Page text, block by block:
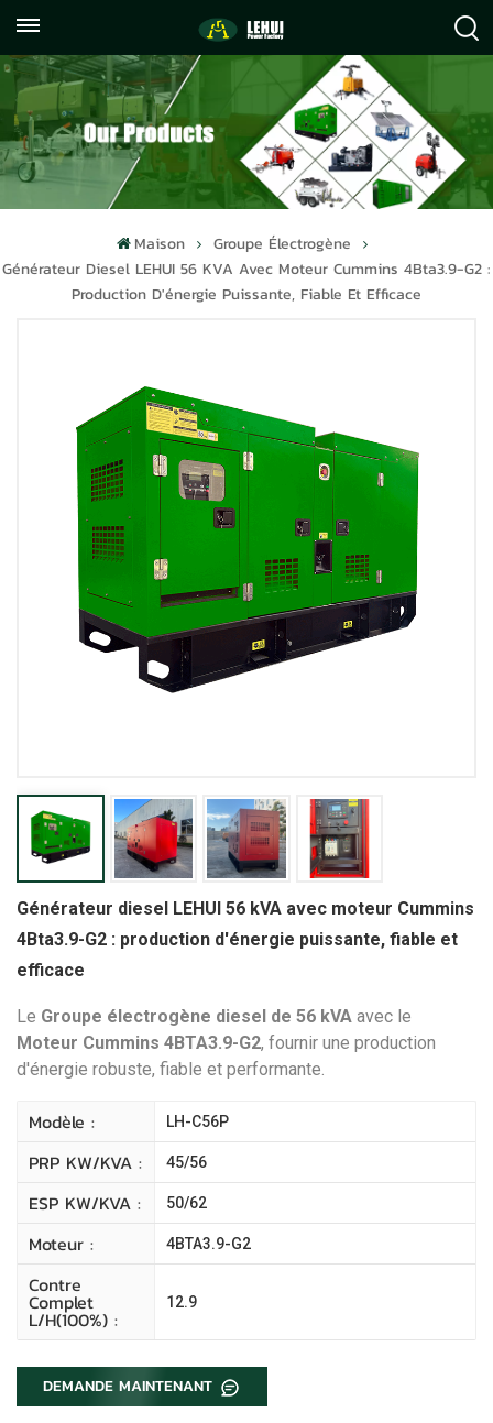
059122071372
info@lehuipowerfactory.com
Maison
Groupe Électrogène
Générateur Diesel LEHUI 56 KVA Avec Moteur Cummins 4Bta3.9-G2 :
Production D'énergie Puissante, Fiable Et Efficace
Générateur diesel LEHUI 56 kVA avec moteur Cummins
4Bta3.9-G2 : production d'énergie puissante, fiable et
efficace
Le Groupe électrogène diesel de 56 kVA avec le
Moteur Cummins 4BTA3.9-G2, fournir une production
d'énergie robuste, fiable et performante.
Modèle : LH-C56P
PRP KW/kVA : 45/56
ESP KW/kVA : 50/62
Moteur : 4BTA3.9-G2
Contre
Complet
L/H(100%) :
12.9
DEMANDE MAINTENANT